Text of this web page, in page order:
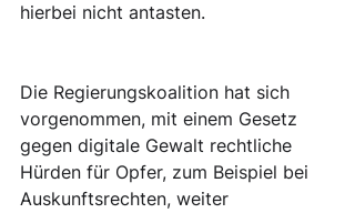
hierbei nicht antasten.
Die Regierungskoalition hat sich
vorgenommen, mit einem Gesetz
gegen digitale Gewalt rechtliche
Hürden für Opfer, zum Beispiel bei
Auskunftsrechten, weiter